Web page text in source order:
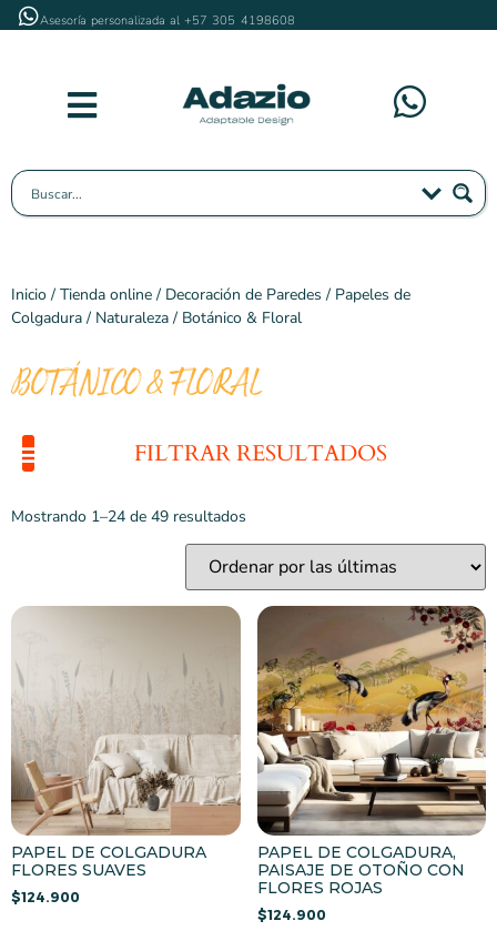
Asesoría personalizada al +57 305 4198608
Inicio/ Tienda online/ Decoración de Paredes / Papeles de
Colgadura/ Naturaleza/ Botánico & Floral
BOTÁNICO & FLORAL
FILTRAR RESULTADOS
Mostrando 1–24 de 49 resultados
PAPEL DE COLGADURA
FLORES SUAVES
$124.900
PAPEL DE COLGADURA,
PAISAJE DE OTOÑO CON
FLORES ROJAS
$124.900